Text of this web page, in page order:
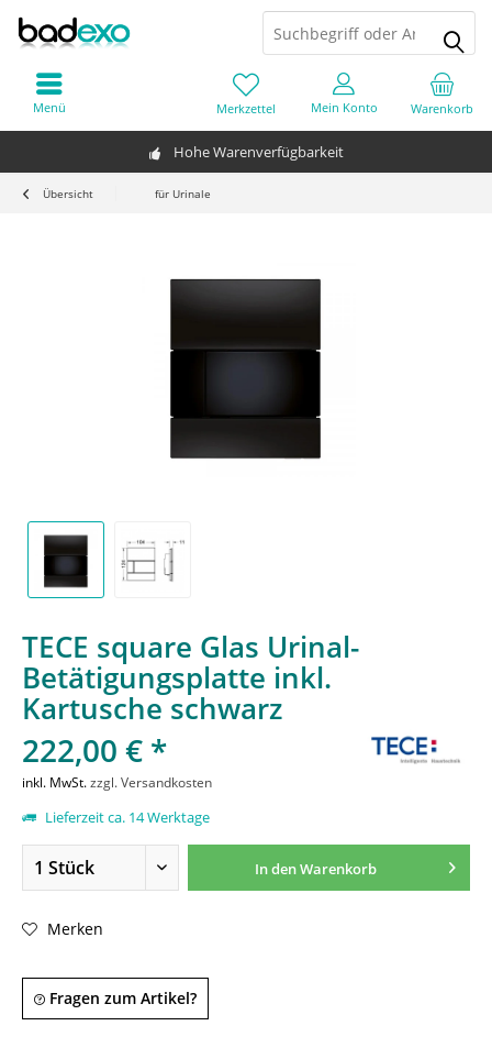
Hohe Warenverfügbarkeit
Warenkorb
Merkzettel Mein Konto
Menü
Übersicht für Urinale
TECE square Glas Urinal-
Betätigungsplatte inkl.
Kartusche schwarz
222,00 € *
inkl. MwSt.zzgl. Versandkosten
Lieferzeit ca. 14 Werktage
In denWarenkorb
Merken
Fragen zum Artikel?